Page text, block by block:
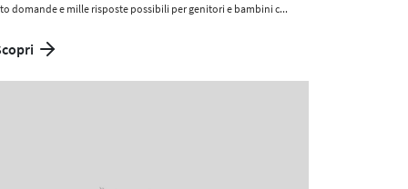
domande e mille risposte possibili per genitori e bambini c...